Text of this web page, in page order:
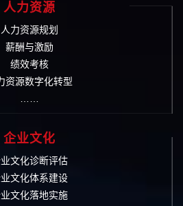
人力资源
人力资源规划
薪酬与激励
绩效考核
资源数字化转型
……
企业文化
文化诊断评估
文化体系建设
文化落地实施